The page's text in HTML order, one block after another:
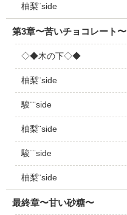
柚梨¨side
第3章〜苦いチョコレート〜
◇◆木の下◇◆
柚梨¨side
駿¨¨side
柚梨¨side
駿¨¨side
柚梨¨side
最終章〜甘い砂糖〜